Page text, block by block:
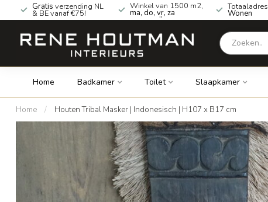
Gratis verzending NL
& BE vanaf €75!
Winkel van 1500 m2,
ma, do, vr, za
geopend!
Totaaladres
Wonen
Home Badkamer Toilet Slaapkamer
Home / Houten Tribal Masker | Indonesisch | H107 x B17 cm